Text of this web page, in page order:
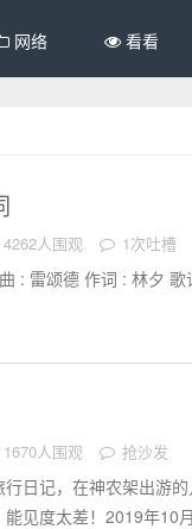
网络 看看
4262人围观 1次吐槽
: 雷颂德 作词 : 林夕 歌
1670人围观 抢沙发
日记，在神农架出游
见度太差！2019年10